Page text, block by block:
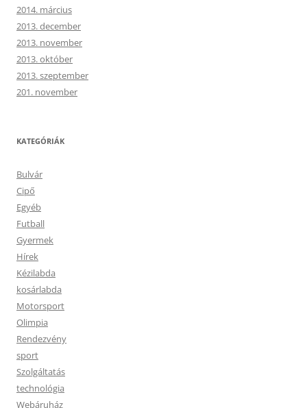
2014. március
2013. december
2013. november
2013. október
2013. szeptember
201. november
KATEGÓRIÁK
Bulvár
Cipő
Egyéb
Futball
Gyermek
Hírek
Kézilabda
kosárlabda
Motorsport
Olimpia
Rendezvény
sport
Szolgáltatás
technológia
Webáruház